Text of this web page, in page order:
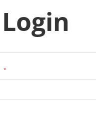
Login
*